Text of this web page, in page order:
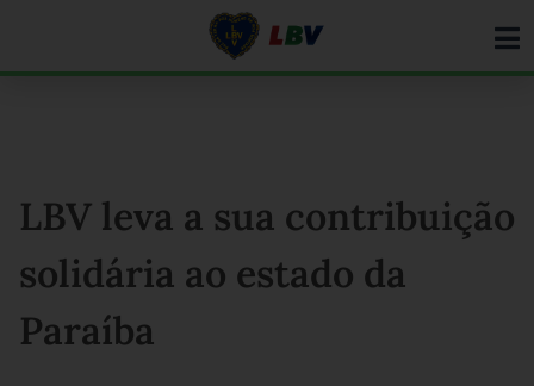
LBV leva a sua contribuição
solidária ao estado da
Paraíba